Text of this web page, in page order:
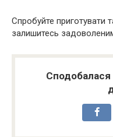
Спробуйте приготувати
залишитесь
Сподобалася